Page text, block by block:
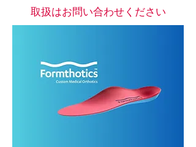
取扱はお問い合わせください